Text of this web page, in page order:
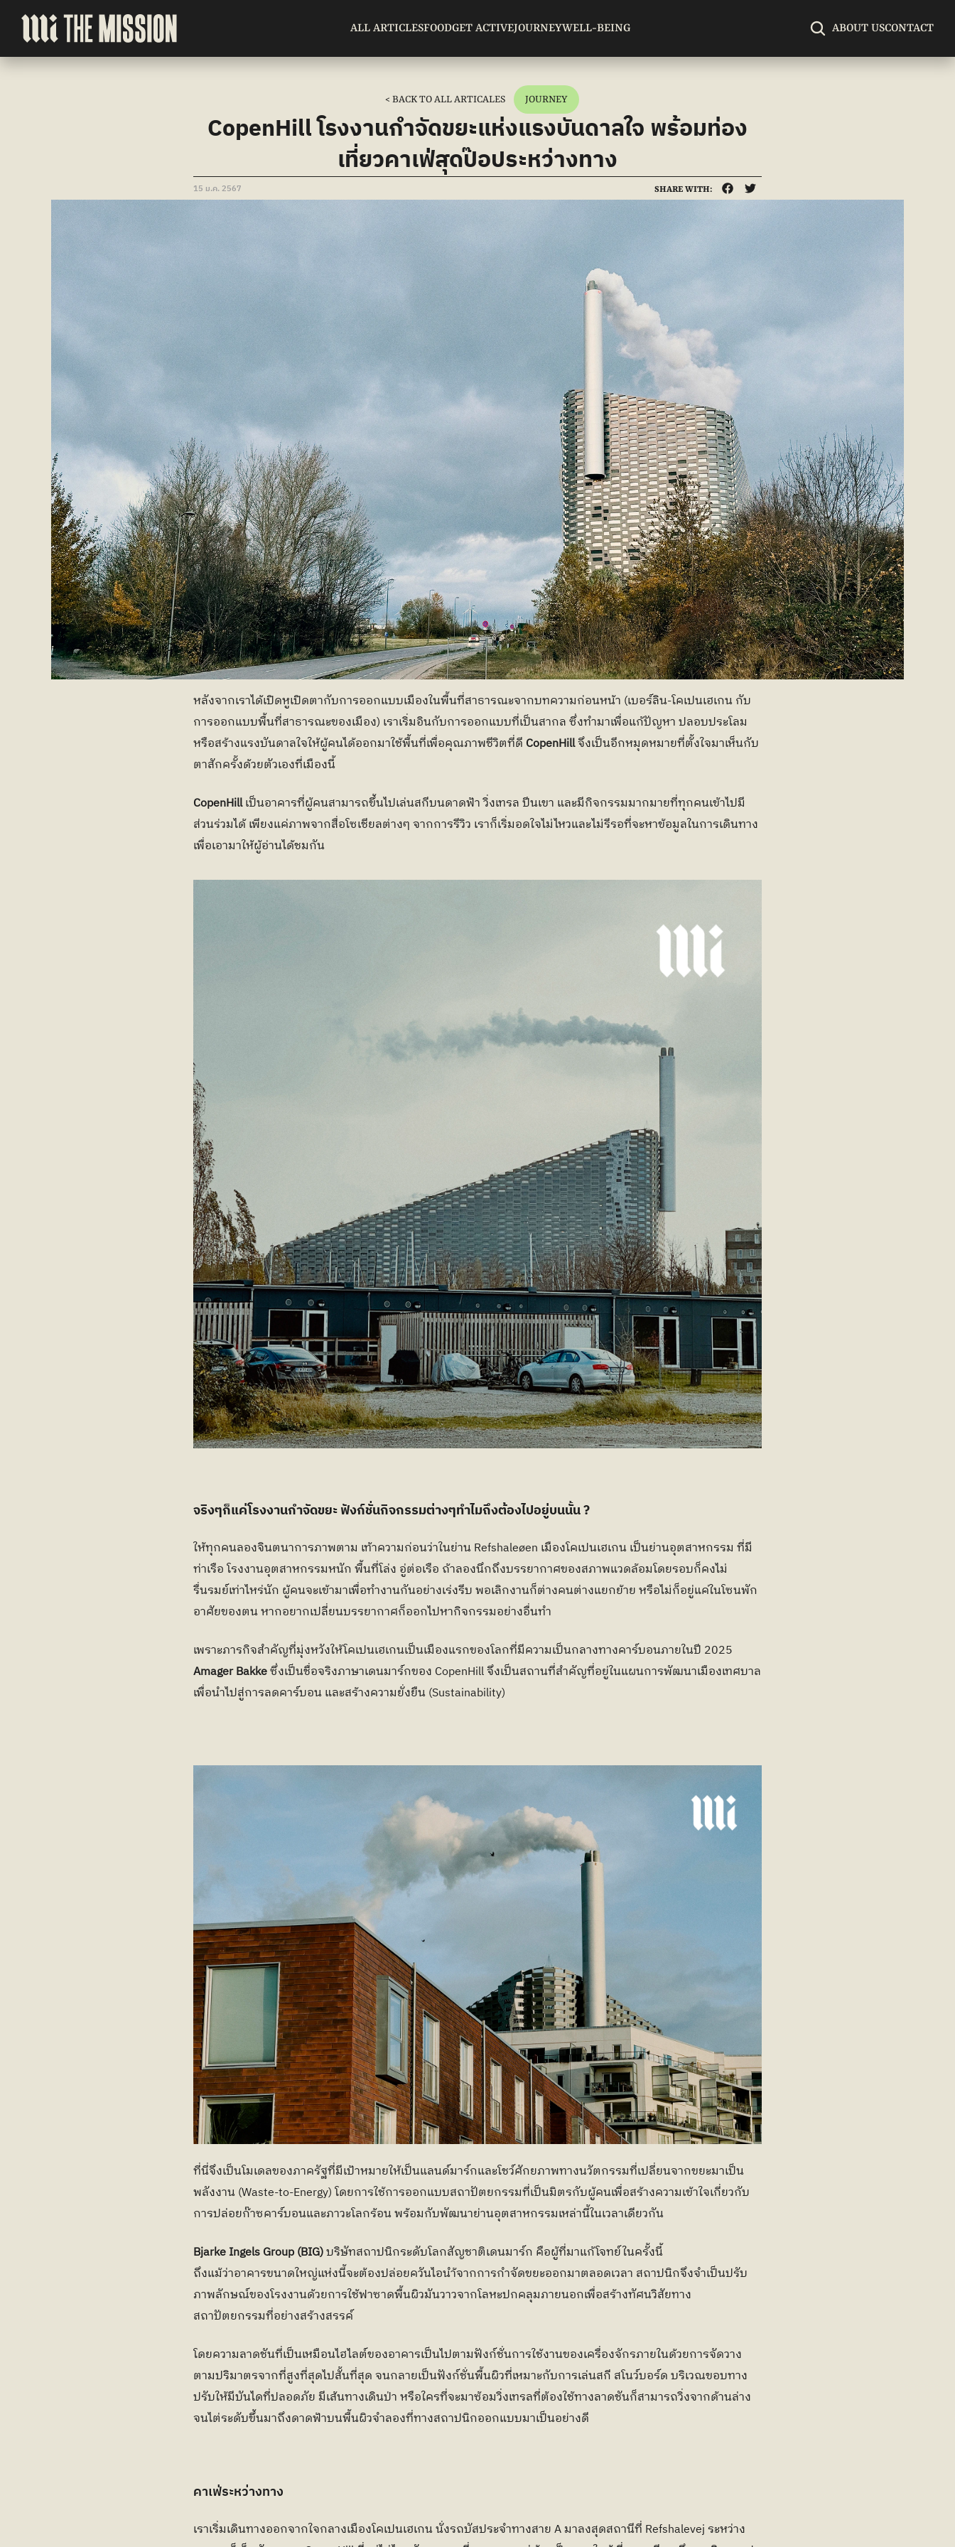
ALL ARTICLESFOODGET ACTIVEJOURNEYWELL-BEING ABOUT USCONTACT
< BACK TO ALL ARTICALES JOURNEY
CopenHill โรงงานกำจัดขยะแห่งแรงบันดาลใจ พร้อมท่อง
เที่ยวคาเฟ่สุดป๊อประหว่างทาง
15 ม.ค. 2567 SHARE WITH:
หลังจากเราได้เปิดหูเปิดตากับการออกแบบเมืองในพื้นที่สาธารณะจากบทความก่อนหน้า (เบอร์ลิน-โคเปนเฮเกน กับ
การออกแบบพื้นที่สาธารณะของเมือง) เราเริ่มอินกับการออกแบบที่เป็นสากล ซึ่งทำมาเพื่อแก้ปัญหา ปลอบประโลม
หรือสร้างแรงบันดาลใจให้ผู้คนได้ออกมาใช้พื้นที่เพื่อคุณภาพชีวิตที่ดี CopenHill จึงเป็นอีกหมุดหมายที่ตั้งใจมาเห็นกับ
ตาสักครั้งด้วยตัวเองที่เมืองนี้
CopenHill เป็นอาคารที่ผู้คนสามารถขึ้นไปเล่นสกีบนดาดฟ้า วิ่งเทรล ปีนเขา และมีกิจกรรมมากมายที่ทุกคนเข้าไปมี
ส่วนร่วมได้ เพียงแค่ภาพจากสื่อโซเชียลต่างๆ จากการรีวิว เราก็เริ่มอดใจไม่ไหวและไม่รีรอที่จะหาข้อมูลในการเดินทาง
เพื่อเอามาให้ผู้อ่านได้ชมกัน
จริงๆก็แค่โรงงานกำจัดขยะ ฟังก์ชั่นกิจกรรมต่างๆทำไมถึงต้องไปอยู่บนนั้น ?
ให้ทุกคนลองจินตนาการภาพตาม เท้าความก่อนว่าในย่าน Refshaleøen เมืองโคเปนเฮเกน เป็นย่านอุตสาหกรรม ที่มี
ท่าเรือ โรงงานอุตสาหกรรมหนัก พื้นที่โล่ง อู่ต่อเรือ ถ้าลองนึกถึงบรรยากาศของสภาพแวดล้อมโดยรอบก็คงไม่
รื่นรมย์เท่าไหร่นัก ผู้คนจะเข้ามาเพื่อทำงานกันอย่างเร่งรีบ พอเลิกงานก็ต่างคนต่างแยกย้าย หรือไม่ก็อยู่แค่ในโซนพัก
อาศัยของตน หากอยากเปลี่ยนบรรยากาศก็ออกไปหากิจกรรมอย่างอื่นทำ
Amager Bakke ซึ่งเป็นชื่อจริงภาษาเดนมาร์กของ CopenHill จึงเป็นสถานที่สำคัญที่อยู่ในแผนการพัฒนาเมืองเทศบาล
เพื่อนำไปสู่การลดคาร์บอน และสร้างความยั่งยืน (Sustainability)
ที่นี่จึงเป็นโมเดลของภาครัฐที่มีเป้าหมายให้เป็นแลนด์มาร์กและโชว์ศักยภาพทางนวัตกรรมที่เปลี่ยนจากขยะมาเป็น
พลังงาน (Waste-to-Energy) โดยการใช้การออกแบบสถาปัตยกรรมที่เป็นมิตรกับผู้คนเพื่อสร้างความเข้าใจเกี่ยวกับ
การปล่อยก๊าซคาร์บอนและภาวะโลกร้อน พร้อมกับพัฒนาย่านอุตสาหกรรมเหล่านี้ในเวลาเดียวกัน
Bjarke Ingels Group (BIG) บริษัทสถาปนิกระดับโลกสัญชาติเดนมาร์ก คือผู้ที่มาแก้โจทย์ในครั้งนี้
ถึงแม้ว่าอาคารขนาดใหญ่แห่งนี้จะต้องปล่อยควันไอนำ้จากการกำจัดขยะออกมาตลอดเวลา สถาปนิกจึงจำเป็นปรับ
ภาพลักษณ์ของโรงงานด้วยการใช้ฟาซาดพื้นผิวมันวาวจากโลหะปกคลุมภายนอกเพื่อสร้างทัศนวิสัยทาง
สถาปัตยกรรมที่อย่างสร้างสรรค์
โดยความลาดชันที่เป็นเหมือนไฮไลต์ของอาคารเป็นไปตามฟังก์ชั่นการใช้งานของเครื่องจักรภายในด้วยการจัดวาง
ตามปริมาตรจากที่สูงที่สุดไปสั้นที่สุด จนกลายเป็นฟังก์ชั่นพื้นผิวที่เหมาะกับการเล่นสกี สโนว์บอร์ด บริเวณขอบทาง
ปรับให้มีบันไดที่ปลอดภัย มีเส้นทางเดินป่า หรือใครที่จะมาซ้อมวิ่งเทรลที่ต้องใช้ทางลาดชันก็สามารถวิ่งจากด้านล่าง
จนไต่ระดับขึ้นมาถึงดาดฟ้าบนพื้นผิวจำลองที่ทางสถาปนิกออกแบบมาเป็นอย่างดี
คาเฟ่ระหว่างทาง
เราเริ่มเดินทางออกจากใจกลางเมืองโคเปนเฮเกน นั่งรถบัสประจำทางสาย A มาลงสุดสถานีที่ Refshalevej ระหว่าง